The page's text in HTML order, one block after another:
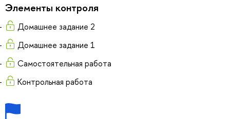
Элементы контроля
Домашнее задание 2
Домашнее задание 1
Самостоятельная работа
Контрольная работа